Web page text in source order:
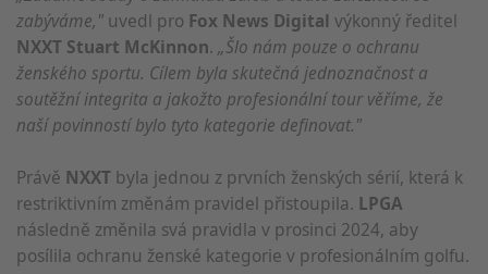
zabýváme," uvedl pro Fox News Digital výkonný ředitel
NXXT Stuart McKinnon. „Šlo nám pouze o ochranu
ženského sportu. Cílem byla skutečná jednoznačnost a
soutěžní integrita a jakožto profesionální tour věříme, že
naší povinností bylo tyto kategorie definovat."
Právě NXXT byla jednou z prvních ženských sérií, která k
restriktivním změnám pravidel přistoupila. LPGA
následně změnila svá pravidla v prosinci 2024, aby
posílila ochranu ženské kategorie v profesionálním golfu.